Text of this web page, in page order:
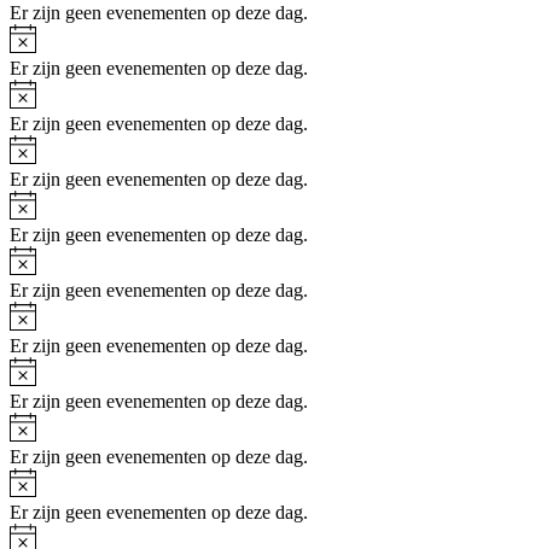
Er zijn geen evenementen op deze dag.
Bericht
Er zijn geen evenementen op deze dag.
Bericht
Er zijn geen evenementen op deze dag.
Bericht
Er zijn geen evenementen op deze dag.
Bericht
Er zijn geen evenementen op deze dag.
Bericht
Er zijn geen evenementen op deze dag.
Bericht
Er zijn geen evenementen op deze dag.
Bericht
Er zijn geen evenementen op deze dag.
Bericht
Er zijn geen evenementen op deze dag.
Bericht
Er zijn geen evenementen op deze dag.
Bericht